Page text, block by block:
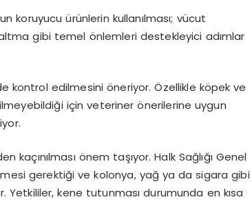
koruyucu ürünlerin kullanılması; vücut
gibi temel önlemleri destekleyici adımlar
kontrol edilmesini öneriyor. Özellikle köpek ve
için veteriner önerilerine uygun
önem taşıyor. Halk Sağlığı Genel
gerektiği ve kolonya, yağ ya da sigara gibi
kene tutunması durumunda en kısa